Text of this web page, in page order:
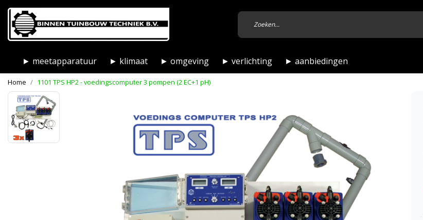
► meetapparatuur ► klimaat ► omgeving ► verlichting ► aanbiedingen
Home 1101 TPS HP2 - voedingscomputer 3 pompen (2 EC+1 pH)